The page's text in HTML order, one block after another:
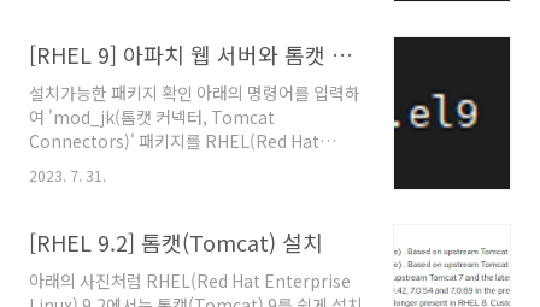
[Connector[AJP/1.3-8009]]
Protocol handler start failed at
at org.apach..
[RHEL 9] 아파치 웹 서버와 톰캣 연동하기
설치가능한 패키지 확인 아래의 명령어를 입력하
여 'mod_jk(톰캣 커넥터, Tomcat
Connectors)' 패키지를 RHEL(Red Hat
Enterprise Linux)에 설치할 수 있는지 확인한
다. yum list | grep mod_jk 톰캣 커넥터 모듈
지를 설치한다. yum install mod_jk 아래의 명
령어를 입력하여 'mod_jk' 모듈이 아파치 웹 서
버(Apache Web Server, HTTPD)에 잘 설치
2023. 7. 31.
[RHEL 9.2] 톰캣(Tomcat) 설치
아래의 사진처럼 RHEL(Red Hat Enterprise